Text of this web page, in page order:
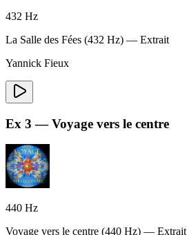
432 Hz
La Salle des Fées (432 Hz) — Extrait
Yannick Fieux
Ex 3 —Voyage vers le centre
440 Hz
Voyage vers le centre (440 Hz) — Extrait